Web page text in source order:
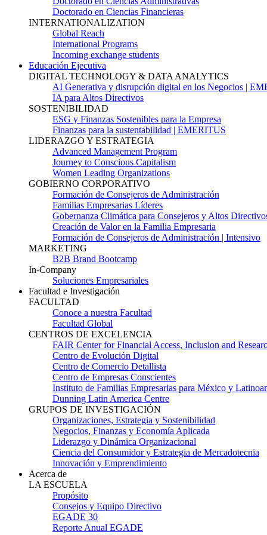
Doctorado en Ciencias Financieras
INTERNATIONALIZATION
Global Reach
International Programs
Incoming exchange students
Educación Ejecutiva
DIGITAL TECHNOLOGY & DATA ANALYTICS
AI Generativa y disrupción digital en los Negocios |
IA para Altos Directivos
SOSTENIBILIDAD
ESG y Finanzas Sostenibles para la Empresa
Finanzas para la sustentabilidad | EMERITUS
LIDERAZGO Y ESTRATEGIA
Advanced Management Program
Journey to Conscious Capitalism
Women Leading Organizations
GOBIERNO CORPORATIVO
Formación de Consejeros de Administración
Familias Empresarias Líderes
Gobernanza Climática para Consejeros y Altos
Creación de Valor en la Familia Empresaria
Formación de Consejeros de Administración | Intensivo
MARKETING
B2B Brand Bootcamp
In-Company
Soluciones Empresariales
Facultad e Investigación
FACULTAD
Conoce a nuestra Facultad
Facultad Global
CENTROS DE EXCELENCIA
FAIR Center for Financial Access, Inclusion and
Centro de Evolución Digital
Centro de Comercio Detallista
Centro de Empresas Conscientes
Instituto de Familias Empresarias para México y
Dunning Latin America Centre
GRUPOS DE INVESTIGACIÓN
Organizaciones, Estrategia y Sostenibilidad
Negocios, Finanzas y Economía Aplicada
Liderazgo y Dinámica Organizacional
Ciencia del Consumidor y Estrategia de Mercadotecnia
Innovación y Emprendimiento
Acerca de
LA ESCUELA
Propósito
Consejos y Equipo Directivo
EGADE 30
Reporte Anual EGADE